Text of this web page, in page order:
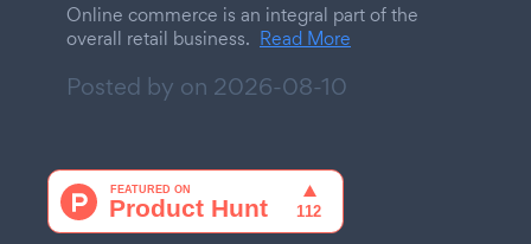
Online commerce is an integral part of the
overall retail business. Read More
Posted by on 2026-08-10